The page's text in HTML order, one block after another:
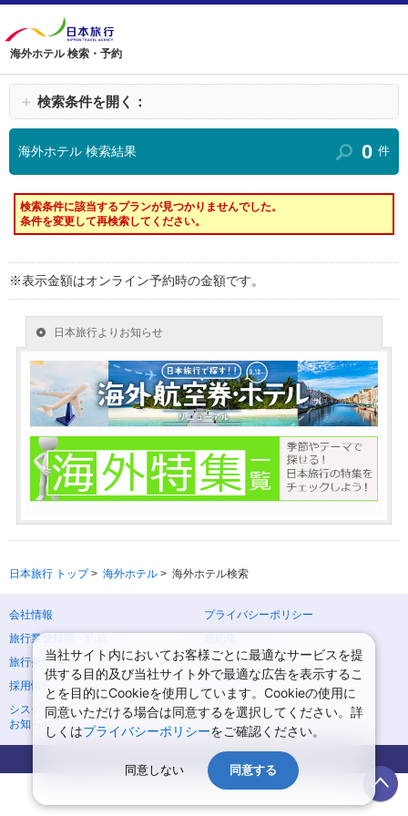
海外ホテル 検索・予約
＋ 検索条件を開く：
海外ホテル 検索結果 0 件
検索条件に該当するプランが見つかりませんでした。
条件を変更して再検索してください。
※表示金額はオンライン予約時の金額です。
日本旅行 トップ> 海外ホテル > 海外ホテル検索
会社情報
プライバシーポリシー
旅行業登録票・約款
旅行条件書
ニュースリリース
採用情報
サイトマップ
システムメンテナンスの
お知らせ
Copyright © NIPPON TRAVEL AGENCY Co.,LTD. All rights reserved.
当社サイト内においてお客様ごとに最適なサービスを提
供する目的及び当社サイト外で最適な広告を表示するこ
とを目的にCookieを使用しています。Cookieの使用に
同意いただける場合は同意するを選択してください。詳
しくはプライバシーポリシーをご確認ください。
同意しない 同意する